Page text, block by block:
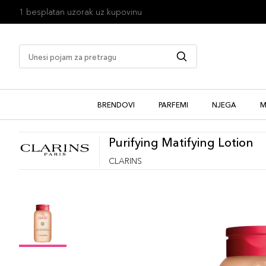
1 besplatan uzorak uz kupovinu
BRENDOVI PARFEMI NJEGA
Purifying Matifying Lotion
CLARINS